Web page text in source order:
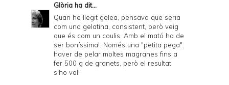
Glòria ha dit...
Quan he llegit gelea, pensava que seria
com una gelatina, consistent, però veig
que és com un coulis. Amb el mató ha de
ser boníssima!. Només una "petita pega":
haver de pelar moltes magranes fins a
fer 500 g de granets, però el resultat
s'ho val!